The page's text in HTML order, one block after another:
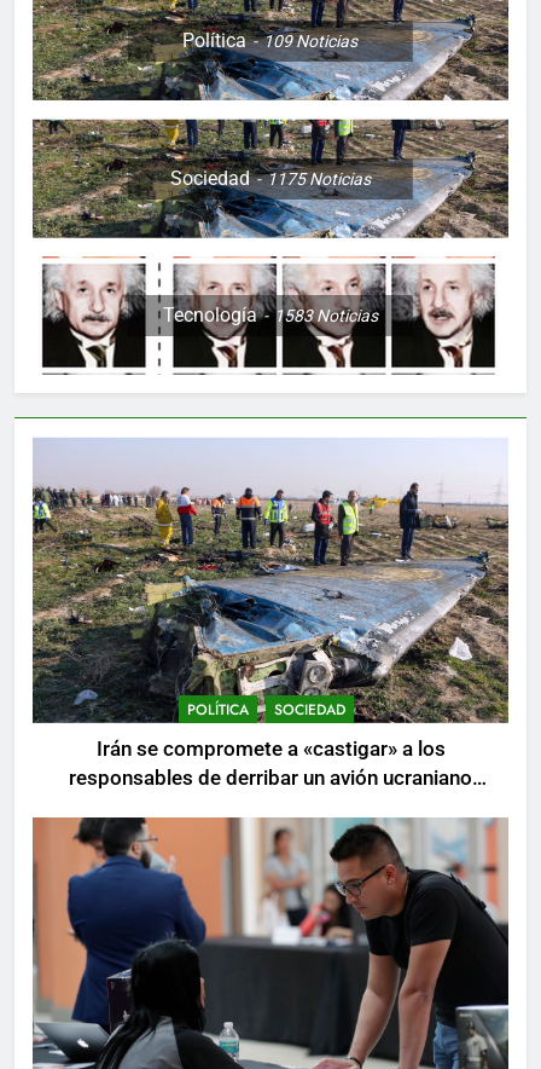
Política 109Noticias
Sociedad 1175Noticias
Tecnología 1583Noticias
POLÍTICA SOCIEDAD
Irán se compromete a «castigar» a los
responsables de derribar un avión ucraniano